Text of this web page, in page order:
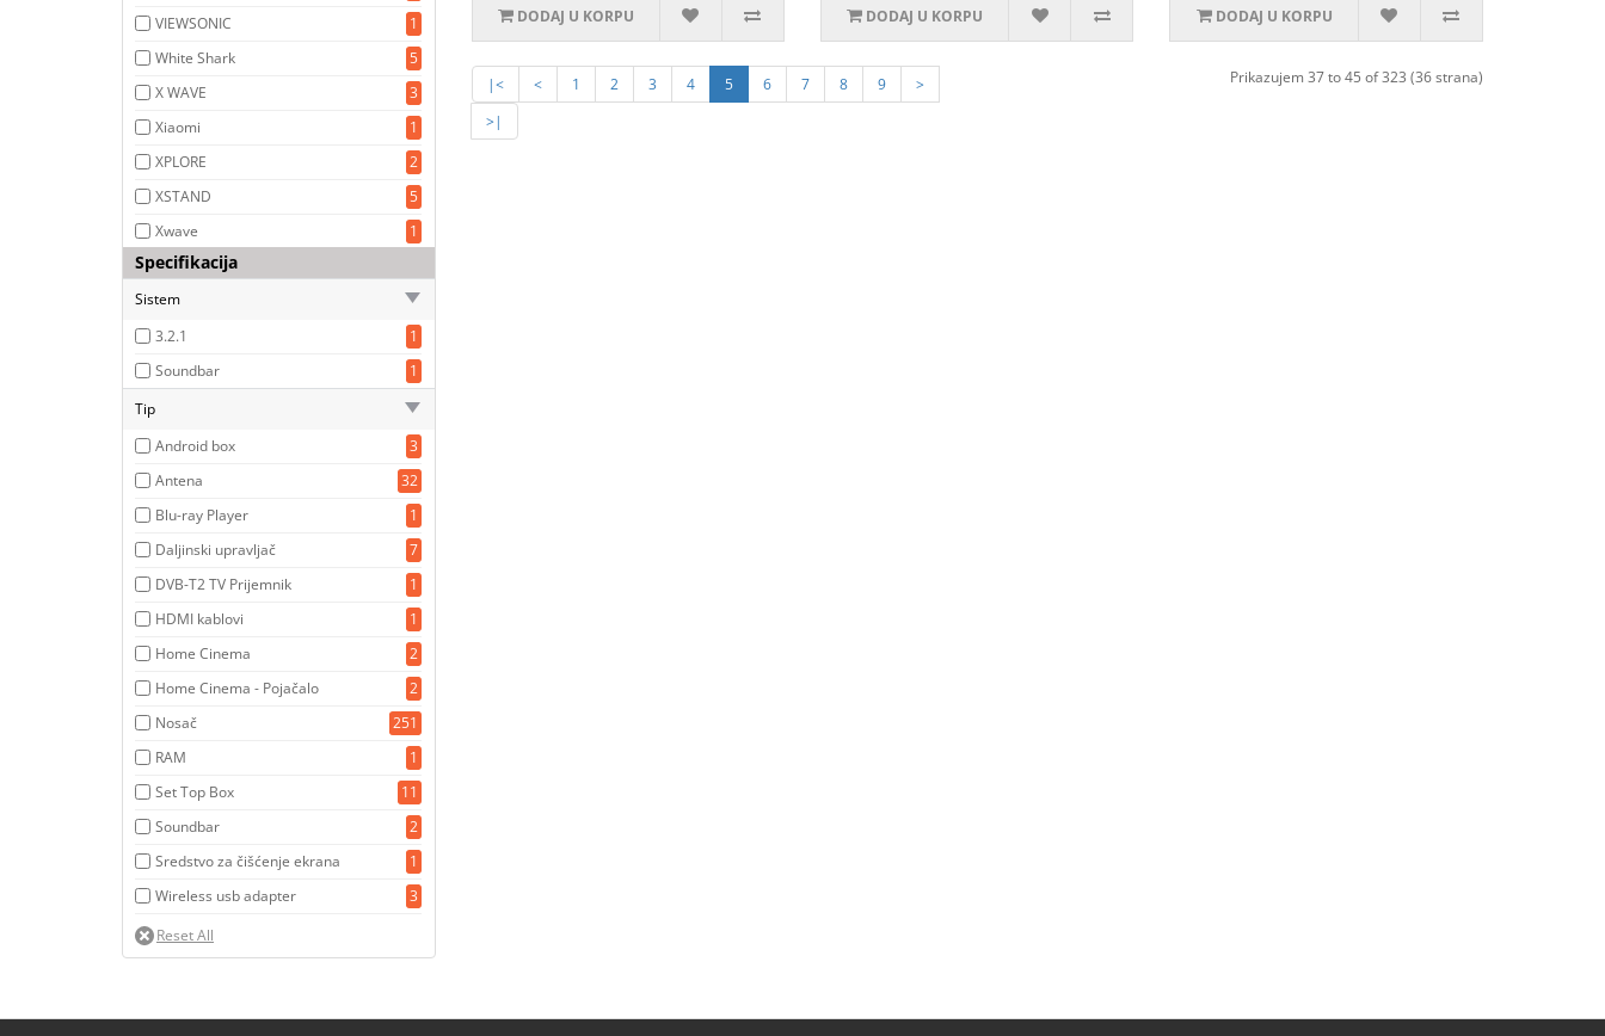
VIEWSONIC
1
White Shark
5
X WAVE
3
Xiaomi
1
XPLORE
2
XSTAND
5
Xwave
1
Specifikacija
Sistem
3.2.1
1
Soundbar
1
Tip
Android box
3
Antena
32
Blu-ray Player
1
Daljinski upravljač
7
DVB-T2 TV Prijemnik
1
HDMI kablovi
1
Home Cinema
2
Home Cinema - Pojačalo
2
Nosač
251
RAM
1
Set Top Box
11
Soundbar
2
Sredstvo za čišćenje ekrana
1
Wireless usb adapter
3
DODAJ U KORPU DODAJ U KORPU DODAJ U KORPU
|< < 1 2 3 4 5 6 7 8 9
>
>|
Prikazujem 37 to 45 of 323 (36 strana)